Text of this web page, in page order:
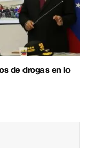
de drogas en lo